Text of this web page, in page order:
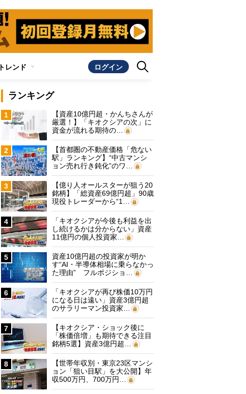
トレンド ログイン
ランキング
1
【資産10億円超・かんちさんが
厳選！】「キオクシアの次」に
資金が流れる期待の…
2
【首都圏の不動産価格「危ない
駅」ランキング】“中古マンシ
ョン売れ行き鈍化”のワ…
3
【億り人オールスターが狙う20
銘柄】「総資産69億円超」90歳
現役トレーダーから“1…
4
「キオクシアが今後も利益を出
し続けるかは分からない」資産
11億円の個人投資家…
5
資産10億円超の投資家が明か
す“AI・半導体相場に乗らなかっ
た理由” フルポジショ…
6
「キオクシアが再び株価10万円
になる日は遠い」資産3億円超
のサラリーマン投資家…
7
【キオクシア・ショック後に
「株価倍増」も期待できる注目
銘柄5選】資産3億円超…
8
【世帯年収別・東京23区マンシ
ョン「狙い目駅」を大公開】年
収500万円、700万円…